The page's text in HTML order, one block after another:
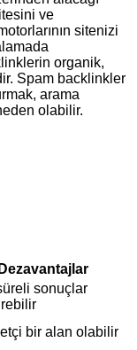
ve
sitenizi
organik,
Spam backlinkler
arama
olabilir.
Dezavantajlar
sonuçlar
bir alan olabilir